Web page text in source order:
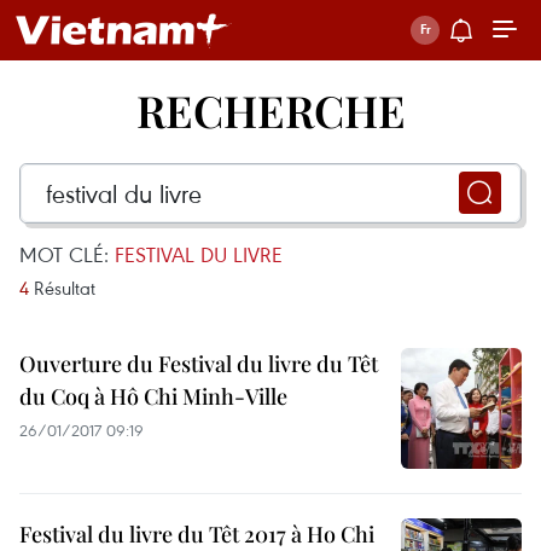
RECHERCHE
MOT CLÉ: FESTIVAL DU LIVRE
4 Résultat
Ouverture du Festival du livre du Têt
du Coq à Hô Chi Minh-Ville
26/01/2017 09:19
Festival du livre du Têt 2017 à Ho Chi